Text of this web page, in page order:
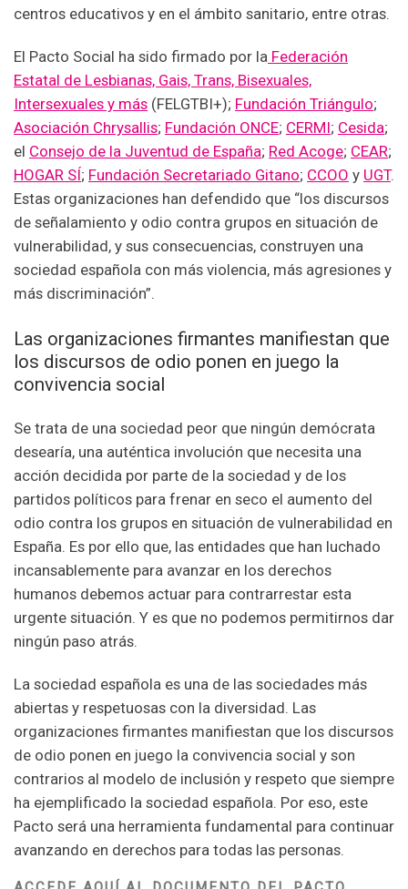
centros educativos y en el ámbito sanitario, entre otras.
El Pacto Social ha sido firmado por la Federación
Estatal de Lesbianas, Gais, Trans, Bisexuales,
Intersexuales y más (FELGTBI+); Fundación Triángulo;
Asociación Chrysallis; Fundación ONCE; CERMI; Cesida;
el Consejo de la Juventud de España; Red Acoge; CEAR;
HOGAR SÍ; Fundación Secretariado Gitano; CCOO y UGT.
Estas organizaciones han defendido que “los discursos
de señalamiento y odio contra grupos en situación de
vulnerabilidad, y sus consecuencias, construyen una
sociedad española con más violencia, más agresiones y
más discriminación”.
Las organizaciones firmantes manifiestan que
los discursos de odio ponen en juego la
convivencia social
Se trata de una sociedad peor que ningún demócrata
desearía, una auténtica involución que necesita una
acción decidida por parte de la sociedad y de los
partidos políticos para frenar en seco el aumento del
odio contra los grupos en situación de vulnerabilidad en
España. Es por ello que, las entidades que han luchado
incansablemente para avanzar en los derechos
humanos debemos actuar para contrarrestar esta
urgente situación. Y es que no podemos permitirnos dar
ningún paso atrás.
La sociedad española es una de las sociedades más
abiertas y respetuosas con la diversidad. Las
organizaciones firmantes manifiestan que los discursos
de odio ponen en juego la convivencia social y son
contrarios al modelo de inclusión y respeto que siempre
ha ejemplificado la sociedad española. Por eso, este
Pacto será una herramienta fundamental para continuar
avanzando en derechos para todas las personas.